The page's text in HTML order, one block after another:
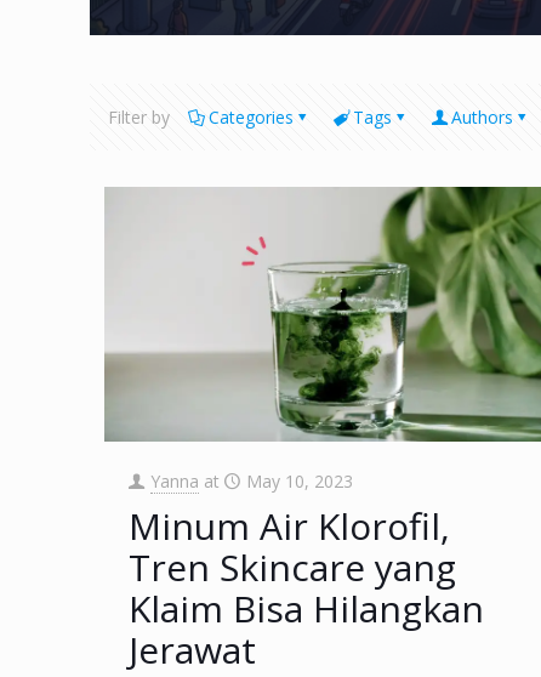
Filter by Categories Tags Authors
Yanna at May 10, 2023
Minum Air Klorofil,
Tren Skincare yang
Klaim Bisa Hilangkan
Jerawat